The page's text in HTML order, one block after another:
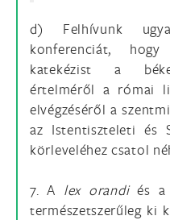
d) Felhívunk
konferenciát,
katekézist a
értelméről a római
elvégzéséről a
az Istentiszteleti és
körleveléhez csatol
7. A lex orandiés a
természetszerűleg ki